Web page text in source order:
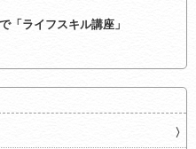
「ライフスキル講座」